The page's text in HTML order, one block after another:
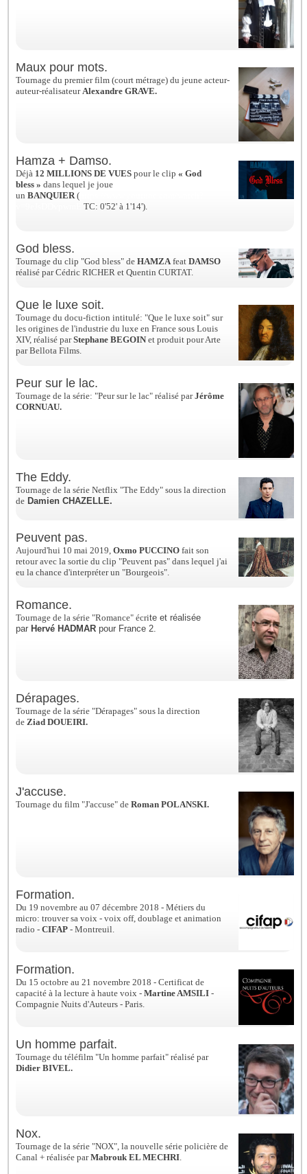
Maux pour mots.
Tournage du premier film (court métrage) du jeune acteur-
auteur-réalisateurAlexandre GRAVE.
Hamza + Damso.
Déjà 12 MILLIONS DE VUESpour le clip « God
bless » dans lequel je joue
unBANQUIER(
TC: 0'52' à 1'14').
God bless.
Tournage du clip "God bless" deHAMZAfeatDAMSO
réalisé par Cédric RICHER et Quentin CURTAT.
Que le luxe soit.
Tournage du docu-fiction intitulé: "Que le luxe soit" sur
les origines de l'industrie du luxe en France sous Louis
XIV, réalisé parStephane BEGOIN et produit pour Arte
par Bellota Films.
Peur sur le lac.
Tournage de la série: "Peur sur le lac" réalisé parJérôme
CORNUAU.
The Eddy.
Tournage de la série Netflix "The Eddy" sous la direction
de Damien CHAZELLE.
Peuvent pas.
Aujourd'hui 10 mai 2019,Oxmo PUCCINO fait son
retour avec la sortie du clip "Peuvent pas" dans lequel j'ai
eu la chance d'interpréter un "Bourgeois".
Romance.
Tournage de la série "Romance" écrite et réalisée
par Hervé HADMARpour France 2.
Dérapages.
Tournage de la série "Dérapages" sous la direction
deZiad DOUEIRI.
J'accuse.
Tournage du film "J'accuse" deRoman POLANSKI.
Formation.
Du 19 novembre au 07 décembre 2018 - Métiers du
micro: trouver sa voix - voix off, doublage et animation
radio -CIFAP - Montreuil.
Formation.
Du 15 octobre au 21 novembre 2018 - Certificat de
capacité à la lecture à haute voix -Martine AMSILI -
Compagnie Nuits d'Auteurs - Paris.
Un homme parfait.
Tournage du téléfilm "Un homme parfait" réalisé par
Didier BIVEL.
Nox.
Tournage de la série "NOX", la nouvelle série policière de
Canal + réalisée parMabrouk EL MECHRI